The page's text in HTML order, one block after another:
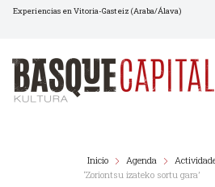
al
contenido
Experiencias en Vitoria-Gasteiz (Araba/Álava)
Inicio Agenda
‘Zoriontsu izateko sortu gara’